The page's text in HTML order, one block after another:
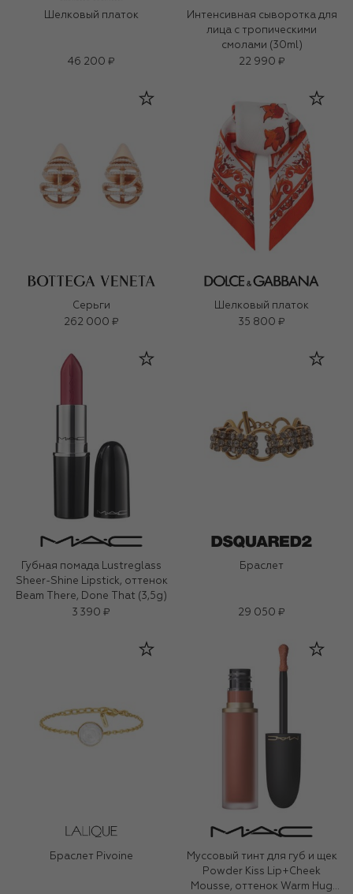
Шелковый платок
46 200 ₽
Интенсивная сыворотка для
лица с тропическими
смолами (30ml)
22 990 ₽
Серьги
262 000 ₽
Шелковый платок
35 800 ₽
Губная помада Lustreglass
Sheer-Shine Lipstick, оттенок
Beam There, Done That (3,5g)
3 390 ₽
Браслет
29 050 ₽
Браслет Pivoine
Муссовый тинт для губ и щек
Powder Kiss Lip+Cheek
Mousse, оттенок Warm Hug